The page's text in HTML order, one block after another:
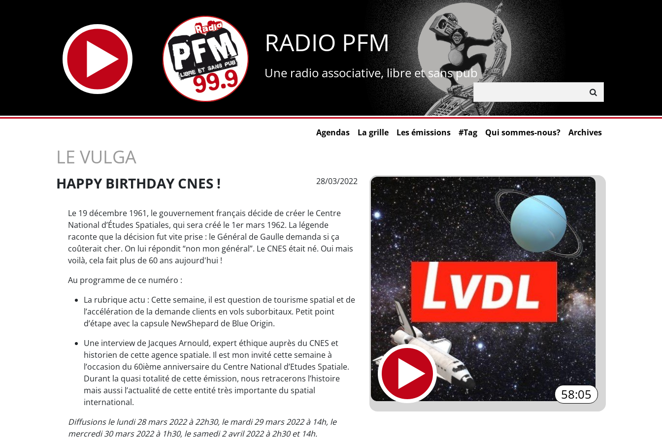
RADIO PFM
Une radio associative, libre et sans pub
Agendas La grille Les émissions #Tag Qui sommes-nous? Archives
LE VULGA
HAPPY BIRTHDAY CNES ! 28/03/2022
Le 19 décembre 1961, le gouvernement français décide de créer le Centre
National d’Études Spatiales, qui sera créé le 1er mars 1962. La légende
raconte que la décision fut vite prise : le Général de Gaulle demanda si ça
coûterait cher. On lui répondit “non mon général”. Le CNES était né. Oui mais
voilà, cela fait plus de 60 ans aujourd'hui !
Au programme de ce numéro :
La rubrique actu : Cette semaine, il est question de tourisme spatial et de
l’accélération de la demande clients en vols suborbitaux. Petit point
d’étape avec la capsule NewShepard de Blue Origin.
Une interview de Jacques Arnould, expert éthique auprès du CNES et
historien de cette agence spatiale. Il est mon invité cette semaine à
l’occasion du 60ième anniversaire du Centre National d’Etudes Spatiale.
Durant la quasi totalité de cette émission, nous retracerons l’histoire
mais aussi l’actualité de cette entité très importante du spatial
international.
Diffusions le lundi 28 mars 2022 à 22h30, le mardi 29 mars 2022 à 14h, le
mercredi 30 mars 2022 à 1h30, le samedi 2 avril 2022 à 2h30 et 14h.
58:05